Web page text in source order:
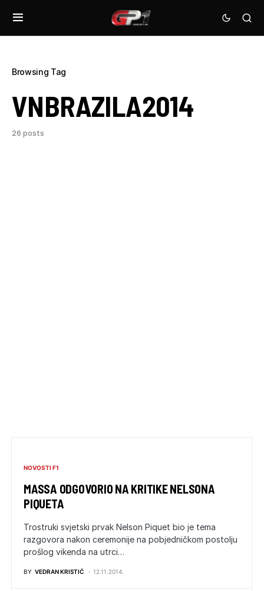
Browsing Tag
VNBRAZILA2014
26 posts
NOVOSTI F1
MASSA ODGOVORIO NA KRITIKE NELSONA
PIQUETA
Trostruki svjetski prvak Nelson Piquet bio je tema
razgovora nakon ceremonije na pobjedničkom postolju
prošlog vikenda na utrci…
BY VEDRAN KRISTIĆ 12.11.2014.